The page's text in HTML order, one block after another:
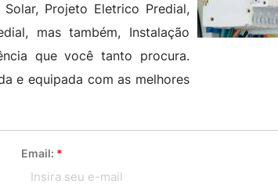
Projeto Eletrico Predial,
mas também, Instalação
que você tanto procura.
e equipada com as melhores
Email: *